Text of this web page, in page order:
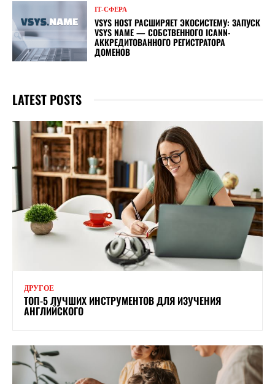
ІТ-СФЕРА
VSYS HOST РАСШИРЯЕТ ЭКОСИСТЕМУ: ЗАПУСК
VSYS NAME — СОБСТВЕННОГО ICANN-
АККРЕДИТОВАННОГО РЕГИСТРАТОРА
ДОМЕНОВ
LATEST POSTS
ДРУГОЕ
ТОП-5 ЛУЧШИХ ИНСТРУМЕНТОВ ДЛЯ ИЗУЧЕНИЯ
АНГЛИЙСКОГО